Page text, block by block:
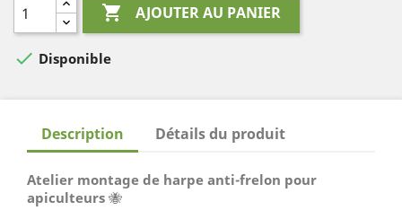
 AJOUTER AU PANIER
 Disponible
Description Détails du produit
Atelier montage de harpe anti-frelon pour
apiculteurs 🐝